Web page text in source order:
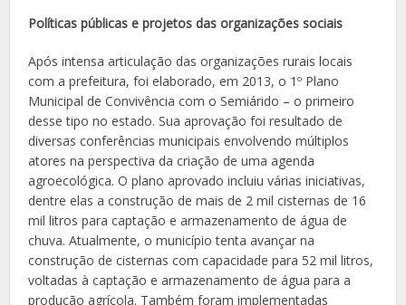
Políticas públicas e projetos das organizações sociais
Após intensa articulação das organizações rurais locais
com a prefeitura, foi elaborado, em 2013, o 1º Plano
Municipal de Convivência com o Semiárido – o primeiro
desse tipo no estado. Sua aprovação foi resultado de
diversas conferências municipais envolvendo múltiplos
atores na perspectiva da criação de uma agenda
agroecológica. O plano aprovado incluiu várias iniciativas,
dentre elas a construção de mais de 2 mil cisternas de 16
mil litros para captação e armazenamento de água de
chuva. Atualmente, o município tenta avançar na
construção de cisternas com capacidade para 52 mil litros,
voltadas à captação e armazenamento de água para a
produção agrícola. Também foram implementadas